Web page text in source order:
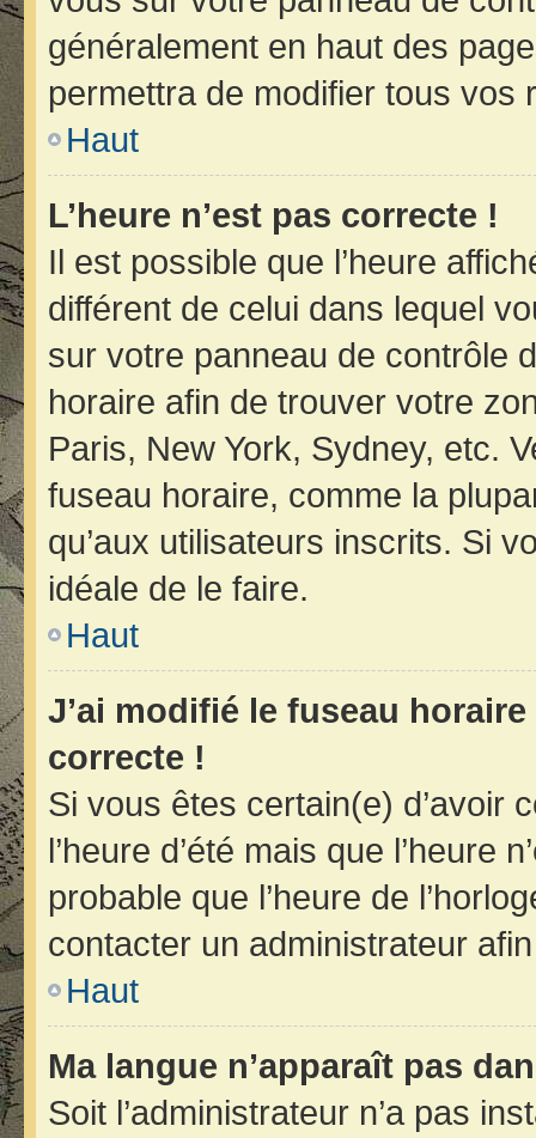
généralement en haut des
permettra de modifier tous
Haut
L’heure n’est pas correcte !
Il est possible que l’heure
différent de celui dans lequel
sur votre panneau de contrôle
horaire afin de trouver votre
Paris, New York, Sydney, etc.
fuseau horaire, comme la
qu’aux utilisateurs inscrits. Si
idéale de le faire.
Haut
J’ai modifié le fuseau
correcte !
Si vous êtes certain(e) d’avoir
l’heure d’été mais que l’heure
probable que l’heure de
contacter un administrateur
Haut
Ma langue n’apparaît pas
Soit l’administrateur n’a pas